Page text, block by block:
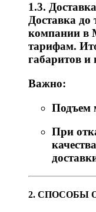
1.3.
Доставка до
компании в
тарифам.
габаритов и
Важно:
Подъем
При
2. СПОСОБЫ